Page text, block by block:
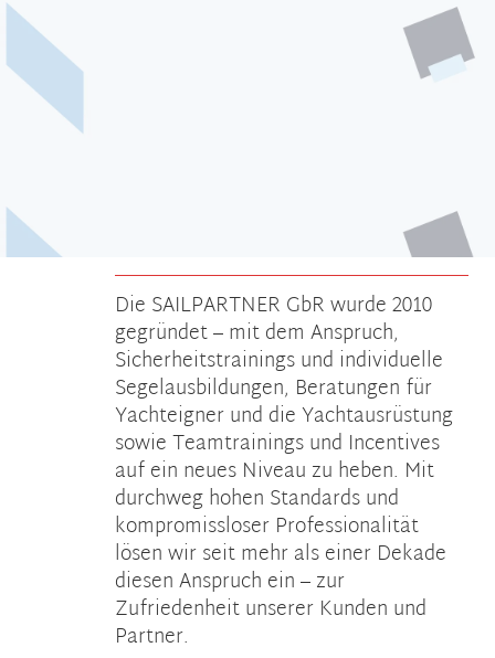
Die SAILPARTNER GbR wurde 2010
gegründet – mit dem Anspruch,
Sicherheitstrainings und individuelle
Segelausbildungen, Beratungen für
Yachteigner und die Yachtausrüstung
sowie Teamtrainings und Incentives
auf ein neues Niveau zu heben. Mit
durchweg hohen Standards und
kompromissloser Professionalität
lösen wir seit mehr als einer Dekade
diesen Anspruch ein – zur
Zufriedenheit unserer Kunden und
Partner.